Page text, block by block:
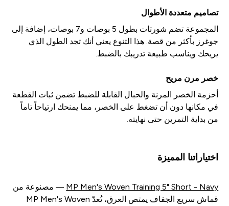
تصاميم متعددة الأطوال
المجموعة تضم شورتات بطول 5 بوصات و7 بوصات، إضافة إلى
جوغرز بأكثر من قصة. هذا التنوع يعني أنك تجد الطول الذي
يريحك ويناسب طبيعة تدريبك بالضبط.
خصر مرن مريح
أحزمة الخصر المرنة والحبال القابلة للضبط تضمن ثبات القطعة
في مكانها دون أن تضغط على الخصر، مما يمنحك ارتياحاً تاماً
من بداية التمرين حتى نهايته.
اختياراتنا المميزة
MP Men's Woven Training 5" Short - Navy — مصنوعة من
قماش سريع الجفاف يمتص العرق، تُعدّ MP Men's Woven